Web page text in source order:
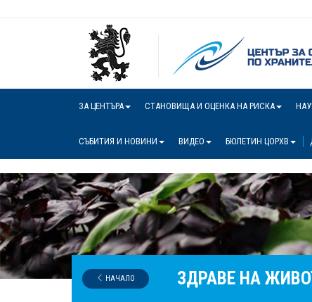
ЗА ЦЕНТЪРА СТАНОВИЩА И ОЦЕНКА НА РИСКА
СЪБИТИЯ И НОВИНИ ВИДЕО БЮЛЕТИН ЦОРХВ
ЗДРАВЕ НА
НАЧАЛО